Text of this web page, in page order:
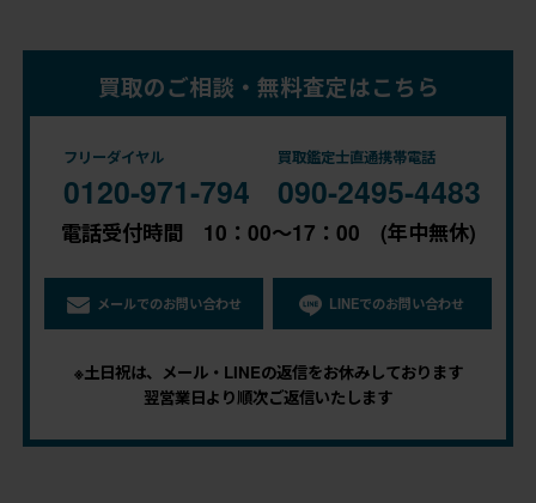
買取のご相談・無料査定はこちら
フリーダイヤル
0120-971-794
買取鑑定士直通携帯電話
090-2495-4483
電話受付時間 10：00～17：00 (年中無休)
メールでのお問い合わせ LINEでのお問い合わせ
※土日祝は、メール・LINEの返信をお休みしております
翌営業日より順次ご返信いたします